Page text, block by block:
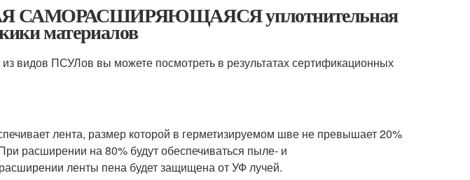
уплотнительная
материалов
видов ПСУЛов вы можете посмотреть в результатах сертификационных
лента, размер которой в герметизируемом шве не превышает 20%
расширении на 80% будут обеспечиваться пыле- и
ленты пена будет защищена от УФ лучей.